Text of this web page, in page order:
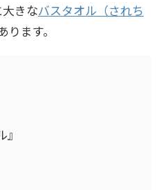
きなバスタオル（されち
ります。